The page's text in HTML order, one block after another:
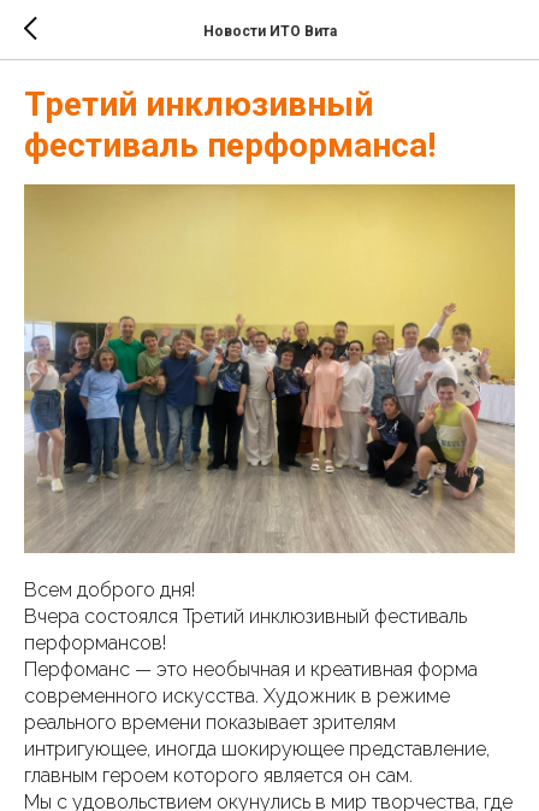
Новости ИТО Вита
Третий инклюзивный
фестиваль перформанса!
Всем доброго дня!
Вчера состоялся Третий инклюзивный фестиваль
перформансов!
Перфоманс — это необычная и креативная форма
современного искусства. Художник в режиме
реального времени показывает зрителям
интригующее, иногда шокирующее представление,
главным героем которого является он сам.
Мы с удовольствием окунулись в мир творчества, где